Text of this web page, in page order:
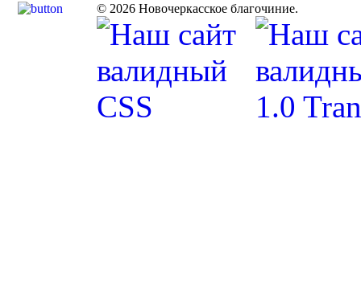
© 2026 Новочеркасское благочиние.